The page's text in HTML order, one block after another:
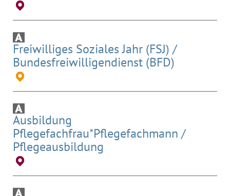
Freiwilliges Soziales Jahr (FSJ) /
Bundesfreiwilligendienst (BFD)
Ausbildung
Pflegefachfrau*Pflegefachmann /
Pflegeausbildung